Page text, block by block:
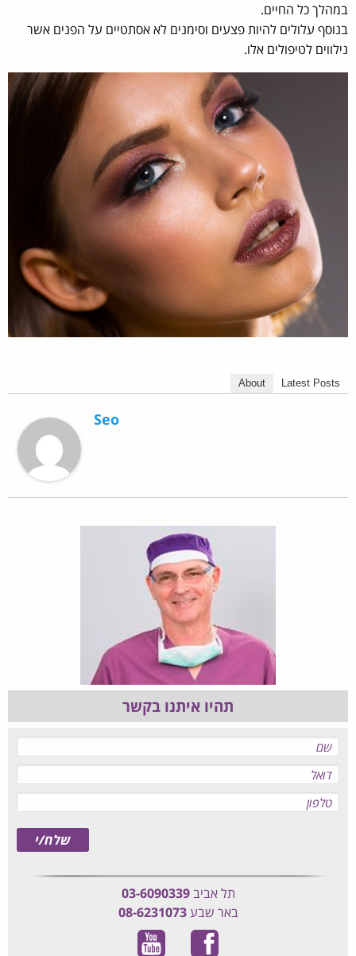
במהלך כל החיים.
בנוסף עלולים להיות פצעים וסימנים לא אסתטיים על הפנים אשר
נילווים לטיפולים אלו.
About Latest Posts
Seo
תהיו איתנו בקשר
תל אביב03-6090339
באר שבע08-6231073